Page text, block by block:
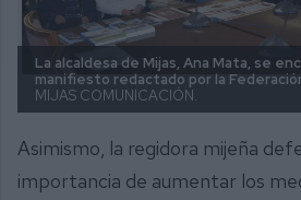
La alcaldesa de Mijas, Ana Mata, se
manifiesto redactado por la
MIJAS COMUNICACIÓN.
Asimismo, la regidora mijeña
importancia de aumentar los